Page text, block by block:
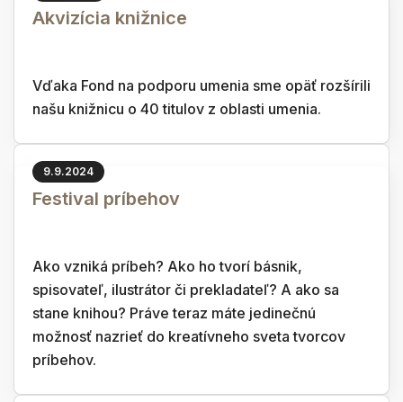
Akvizícia knižnice
Vďaka Fond na podporu umenia sme opäť rozšírili
našu knižnicu o 40 titulov z oblasti umenia.
9.9.2024
Festival príbehov
Ako vzniká príbeh? Ako ho tvorí básnik,
spisovateľ, ilustrátor či prekladateľ? A ako sa
stane knihou? Práve teraz máte jedinečnú
možnosť nazrieť do kreatívneho sveta tvorcov
príbehov.